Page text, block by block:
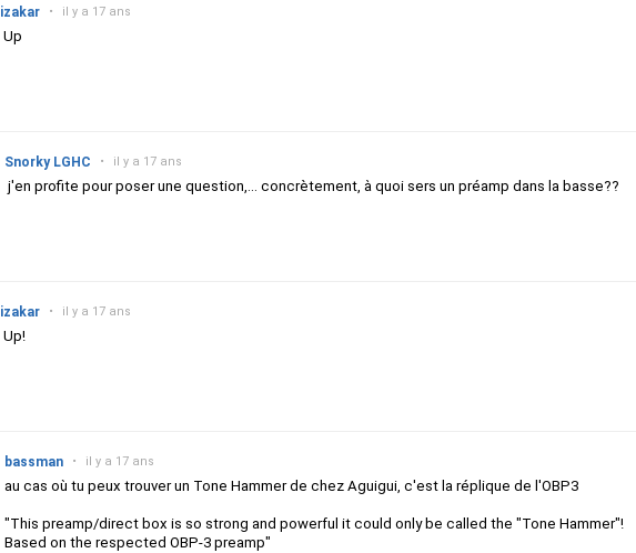
izakar • il y a 17 ans
Up
Snorky LGHC • il y a 17 ans
j'en profite pour poser une question,... concrètement, à quoi sers un préamp dans la basse??
izakar • il y a 17 ans
Up!
bassman • il y a 17 ans
au cas où tu peux trouver un Tone Hammer de chez Aguigui, c'est la réplique de l'OBP3
"This preamp/direct box is so strong and powerful it could only be called the "Tone Hammer"!
Based on the respected OBP-3 preamp"